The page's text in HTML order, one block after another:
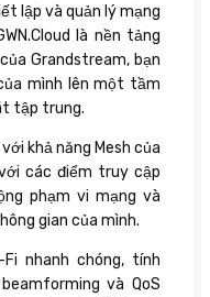
lập và quản lý mạng
là nền tảng
Grandstream, bạn
mình lên một tầm
tập trung.
khả năng Mesh của
các điểm truy cập
phạm vi mạng và
gian của mình.
nhanh chóng, tính
và QoS